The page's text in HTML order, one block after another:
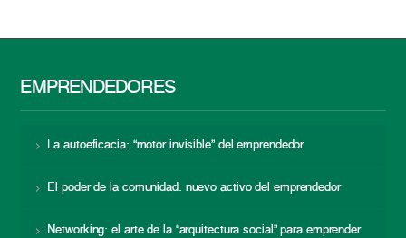
EMPRENDEDORES
La autoeficacia: “motor invisible” del emprendedor
El poder de la comunidad: nuevo activo del emprendedor
Networking: el arte de la “arquitectura social” para emprender